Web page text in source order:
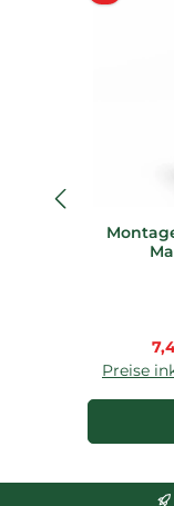
Preise